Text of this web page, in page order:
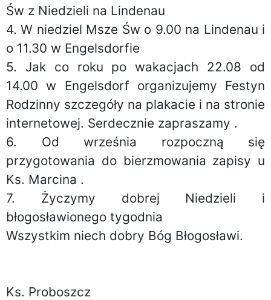
Św z Niedzieli na Lindenau
4. W niedziel Msze Św o 9.00 na Lindenau i
o 11.30 w Engelsdorfie
5. Jak co roku po wakacjach 22.08 od
14.00 w Engelsdorf organizujemy Festyn
Rodzinny szczegóły na plakacie i na stronie
internetowej. Serdecznie zapraszamy .
6. Od września rozpoczną się
przygotowania do bierzmowania zapisy u
Ks. Marcina .
7. Życzymy dobrej Niedzieli i
błogosławionego tygodnia
Wszystkim niech dobry Bóg Błogosławi.
Ks. Proboszcz